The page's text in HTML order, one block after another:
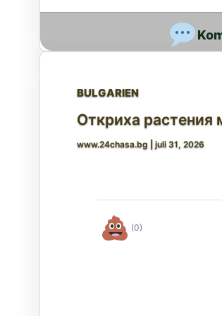
BULGARIEN
Откриха растения
www.24chasa.bg juli 31, 2026
(0)